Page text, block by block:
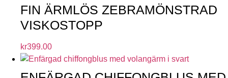
FIN ÄRMLÖS ZEBRAMÖNSTRAD
VISKOSTOPP
kr399.00